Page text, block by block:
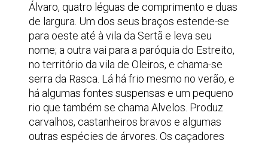
Álvaro, quatro léguas de comprimento e duas
de largura. Um dos seus braços estende-se
para oeste até à vila da Sertã e leva seu
nome; a outra vai para a paróquia do Estreito,
no território da vila de Oleiros, e chama-se
serra da Rasca. Lá há frio mesmo no verão, e
há algumas fontes suspensas e um pequeno
rio que também se chama Alvelos. Produz
carvalhos, castanheiros bravos e algumas
outras espécies de árvores. Os caçadores